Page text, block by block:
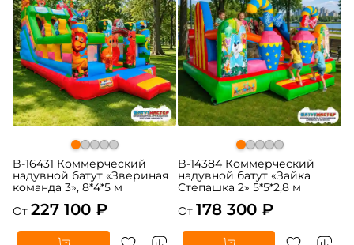
B-16431 Коммерческий
надувной батут «Звериная
команда 3», 8*4*5 м
От 227 100 ₽
B-14384 Коммерческий
надувной батут «Зайка
Степашка 2» 5*5*2,8 м
От 178 300 ₽